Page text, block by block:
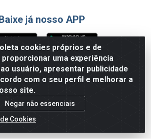
cookies próprios e de
uma experiência
usuário, apresentar publicidade
com o seu perfil e melhorar a
site.
Negar não essenciais
Cookies
já nosso APP
de Pagamento